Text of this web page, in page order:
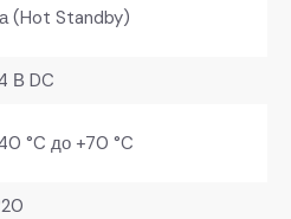
(Hot Standby)
В DC
°C до +70 °C